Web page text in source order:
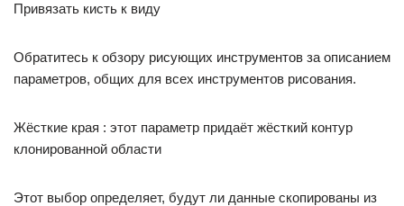
Привязать кисть к виду
Обратитесь к обзору рисующих инструментов за описанием
параметров, общих для всех инструментов рисования.
Жёсткие края : этот параметр придаёт жёсткий контур
клонированной области
Этот выбор определяет, будут ли данные скопированы из